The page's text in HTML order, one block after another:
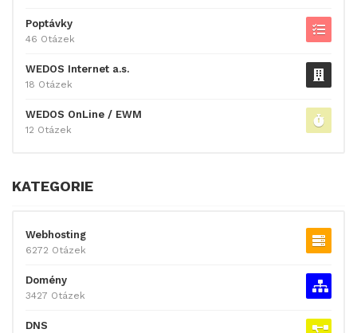
Poptávky
46 Otázek
WEDOS Internet a.s.
18 Otázek
WEDOS OnLine / EWM
12 Otázek
KATEGORIE
Webhosting
6272 Otázek
Domény
3427 Otázek
DNS